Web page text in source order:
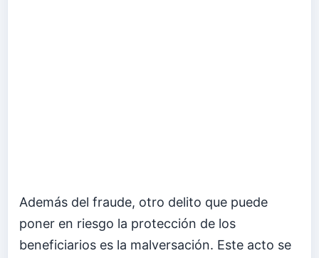
Además del fraude, otro delito que puede
poner en riesgo la protección de los
beneficiarios es la malversación. Este acto se